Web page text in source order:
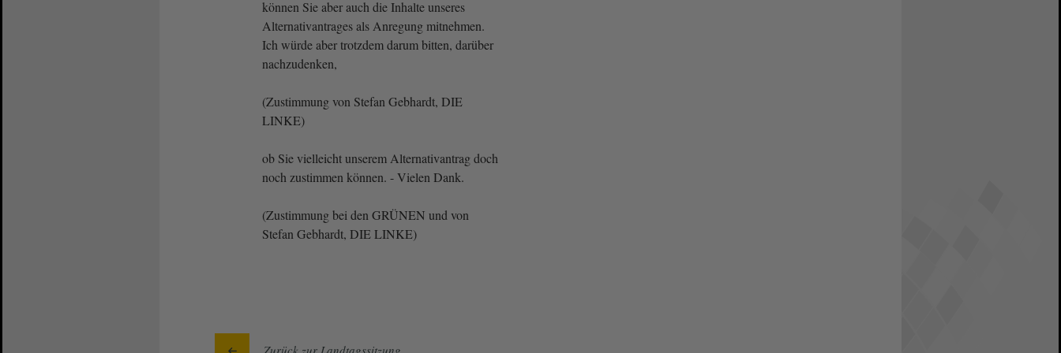
können Sie aber auch die Inhalte unseres
Alternativantrages als Anregung mitnehmen.
Ich würde aber trotzdem darum bitten, darüber
nachzudenken,
(Zustimmung von Stefan Gebhardt, DIE
LINKE)
ob Sie vielleicht unserem Alternativantrag doch
noch zustimmen können. - Vielen Dank.
(Zustimmung bei den GRÜNEN und von
Stefan Gebhardt, DIE LINKE)
Zurück zur Landtagssitzung